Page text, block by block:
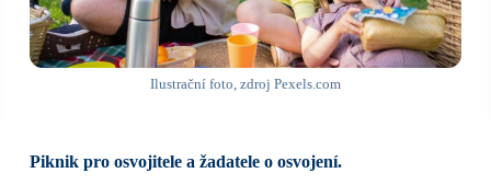
Ilustrační foto, zdroj Pexels.com
Piknik pro osvojitele a žadatele o osvojení.